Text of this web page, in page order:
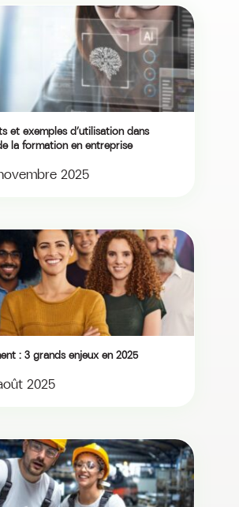
et exemples d’utilisation dans
la formation en entreprise
2025
: 3 grands enjeux en 2025
2025